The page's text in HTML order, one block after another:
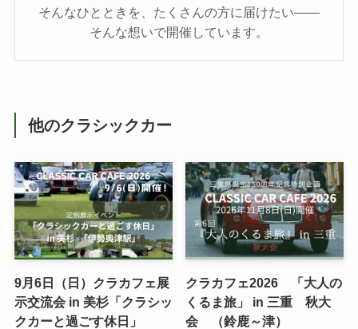
そんなひとときを、たくさんの方に届けたい――
そんな想いで開催しています。
他のクラシックカー
9月6日（日）クラカフェ展
示交流会 in 美杉「クラシッ
クカーと過ごす休日」
クラカフェ2026 「大人の
くるま旅」 in 三重 秋大
会 （鈴鹿～津）